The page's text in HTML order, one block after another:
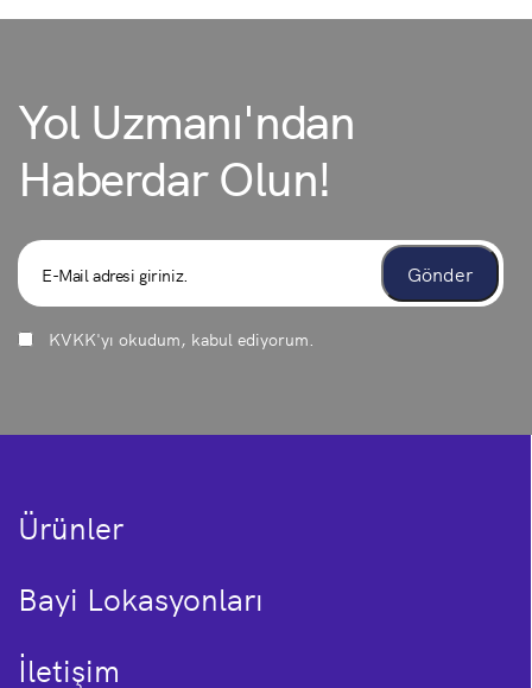
Yol Uzmanı'ndan
Haberdar Olun!
KVKK'yı okudum, kabul ediyorum.
Ürünler
Bayi Lokasyonları
İletişim